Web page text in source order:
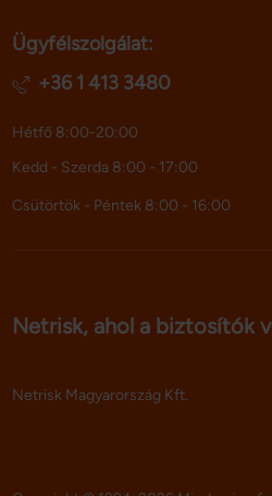
Ügyfélszolgálat:
+36 1 413 3480
Hétfő 8:00-20:00
Kedd - Szerda 8:00 - 17:00
Csütörtök - Péntek 8:00 - 16:00
Netrisk, ahol a biztosítók
Netrisk Magyarország Kft.